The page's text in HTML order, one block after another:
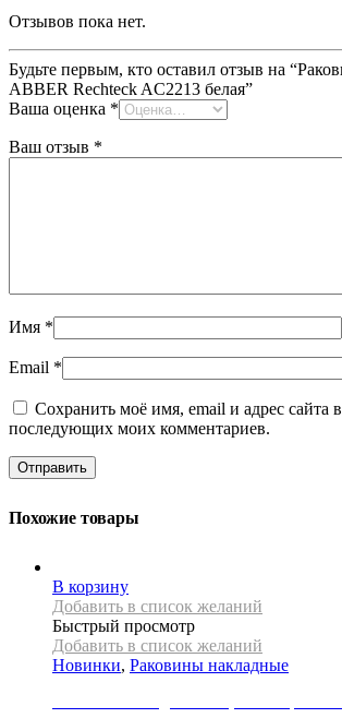
Отзывов пока нет.
Будьте первым, кто оставил отзыв на
ABBER Rechteck AC2213 белая”
Ваша оценка *
Ваш отзыв *
Имя *
Email *
Сохранить моё имя, email и адрес сайта
последующих моих комментариев.
Похожие товары
В корзину
Добавить в список желаний
Быстрый просмотр
Добавить в список желаний
Новинки, Раковины накладные